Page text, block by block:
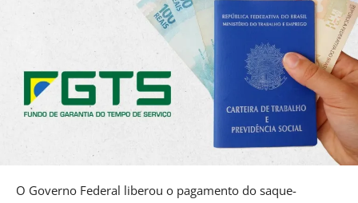
O Governo Federal liberou o pagamento do saque-